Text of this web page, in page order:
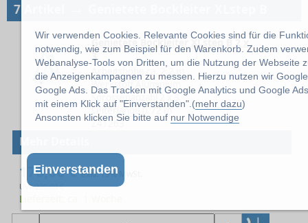
Wir verwenden Cookies. Relevante Cookies sind für die
notwendig, wie zum Beispiel für den Warenkorb. Zudem
Webanalyse-Tools von Dritten, um die Nutzung der Webseite
die Anzeigenkampagnen zu messen. Hierzu nutzen wir
Google Ads. Das Tracken mit Google Analytics und Google
mit einem Klick auf "Einverstanden".(mehr dazu)
Ansonsten klicken Sie bitte auf nur Notwendige
Einverstanden
7 Artikel
Genietete Bockleiter XLstep B 2 x
3
Arbeitshöhe ca. 2.2 m
Werkstoff Aluminium
Sprossenanzahl 2 x 3
Leiterlänge 0.72 m
Z41263
Mehr Details
176,00 €exkl. 19% MwSt.
UVP220,00€
Lieferzeit: ca. 1 Woche